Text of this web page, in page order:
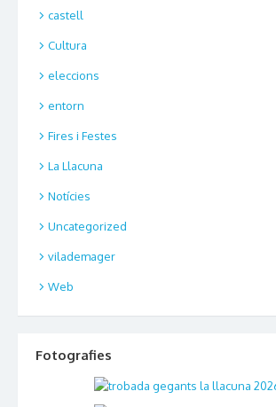
castell
Cultura
eleccions
entorn
Fires i Festes
La Llacuna
Notícies
Uncategorized
vilademager
Web
Fotografies